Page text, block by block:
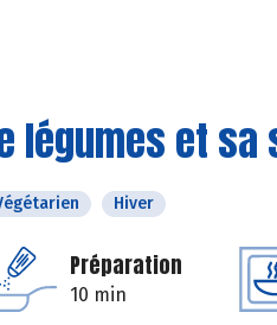
légumes et
Hiver
Préparation
10 min